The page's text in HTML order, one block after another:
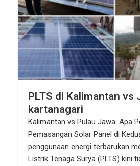
PLTS di Kalimantan vs
kartanagari
Kalimantan vs Pulau Jawa: Apa
Pemasangan Solar Panel di
penggunaan energi terbarukan
Listrik Tenaga Surya (PLTS) kini